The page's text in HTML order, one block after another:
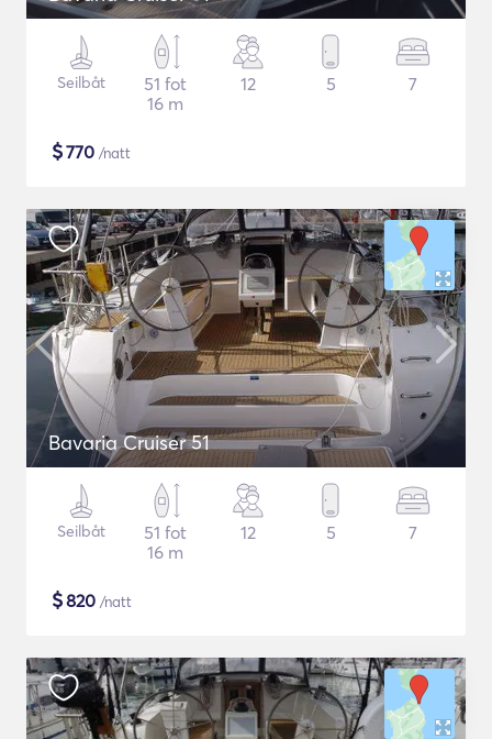
Seilbåt
51 fot
16 m
12 5 7
$770 /natt
Bavaria Cruiser 51
Seilbåt
51 fot
16 m
12 5 7
$820 /natt